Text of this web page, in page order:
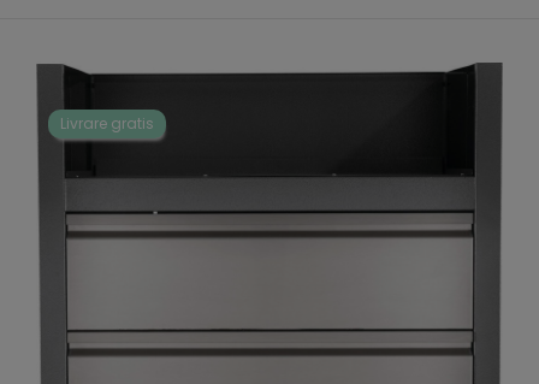
Livrare gratis